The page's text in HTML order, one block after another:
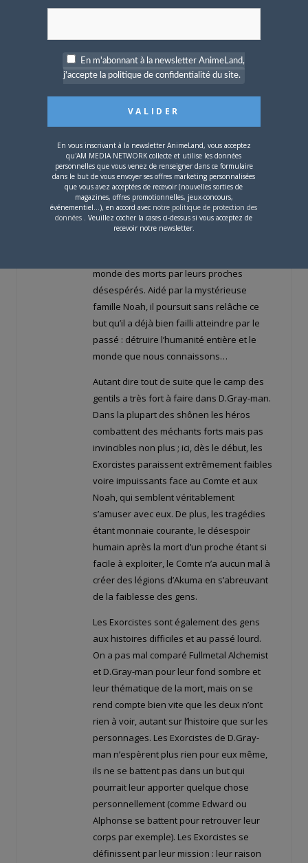
les aventures d’Allen Walker, exorciste
engagé dans une organisation nommée «
La Congrégation de l’Ombre » (administrée
combattre les noirs desseins du Comte
Millénaire. Chaque Exorciste possède une
arme personnelle unique conçue à partir
de l’Innocence, une matière mystérieuse
aux pouvoirs divins dont il existe 109
fragments éparpillés dans le monde.
De son côté, le Comte Millénaire possède
monde des morts par leurs proches
désespérés. Aidé par la mystérieuse
famille Noah, il poursuit sans relâche ce
but qu’il a déjà bien failli atteindre par le
passé : détruire l’humanité entière et le
monde que nous connaissons…
Autant dire tout de suite que le camp des
gentils a très fort à faire dans D.Gray-man.
Dans la plupart des shônen les héros
combattent des méchants forts mais pas
invincibles non plus ; ici, dès le début, les
Exorcistes paraissent extrêmement faibles
voire impuissants face au Comte et aux
Noah, qui semblent véritablement
s’amuser avec eux. De plus, les tragédies
étant monnaie courante, le désespoir
humain après la mort d’un proche étant si
facile à exploiter, le Comte n’a aucun mal à
créer des légions d’Akuma en s’abreuvant
de la faiblesse des gens.
Les Exorcistes sont également des gens
aux histoires difficiles et au passé lourd.
On a pas mal comparé Fullmetal Alchemist
et D.Gray-man pour leur fond sombre et
leur thématique de la mort, mais on se
rend compte bien vite que les deux n’ont
rien à voir, autant sur l’histoire que sur les
personnages. Les Exorcistes de D.Gray-
man n’espèrent plus rien pour eux même,
ils ne se battent pas dans un but qui
pourrait leur apporter quelque chose
personnellement (comme Edward ou
Alphonse se battent pour retrouver leur
corps par exemple). Les Exorcistes se
définissent par leur mission : leur raison
En m'abonnant à la newsletter AnimeLand,
j'accepte la politique de confidentialité du site.
En vous inscrivant à la newsletter AnimeLand, vous acceptez
qu'AM MEDIA NETWORK collecte et utilise les données
personnelles que vous venez de renseigner dans ce formulaire
dans le but de vous envoyer ses offres marketing personnalisées
que vous avez acceptées de recevoir (nouvelles sorties de
magazines, offres promotionnelles, jeux-concours,
événementiel...), en accord avec notre politique de protection des
données . Veuillez cocher la cases ci-dessus si vous acceptez de
recevoir notre newsletter.